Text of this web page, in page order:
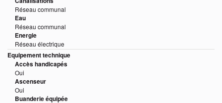
Réseau communal
Eau
Réseau communal
Energie
Réseau électrique
Equipement technique
Accès handicapés
Oui
Ascenseur
Oui
Buanderie équipée